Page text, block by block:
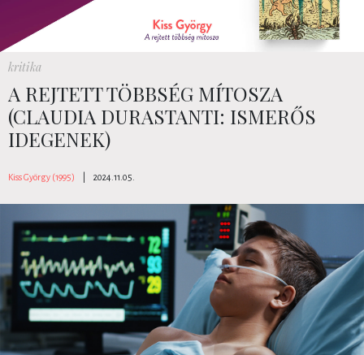
kritika
A REJTETT TÖBBSÉG MÍTOSZA
(CLAUDIA DURASTANTI: ISMERŐS
IDEGENEK)
Kiss György (1995) 2024.11.05.